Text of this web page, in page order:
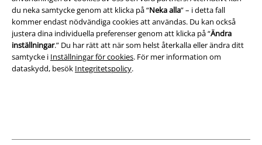
du neka samtycke genom att klicka på “Neka alla” – i detta fall
kommer endast nödvändiga cookies att användas. Du kan också
justera dina individuella preferenser genom att klicka på “Ändra
inställningar.” Du har rätt att när som helst återkalla eller ändra ditt
samtycke i Inställningar för cookies. För mer information om
dataskydd, besök Integritetspolicy.
Information om tillgänglighet
Inställningar för cookies